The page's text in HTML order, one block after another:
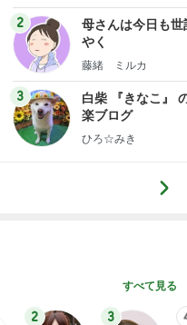
2
母さんは今日も世
やく
藤緒 ミルカ
3
白柴 『きなこ』
楽ブログ
ひろ☆みき
すべて見る
2 3